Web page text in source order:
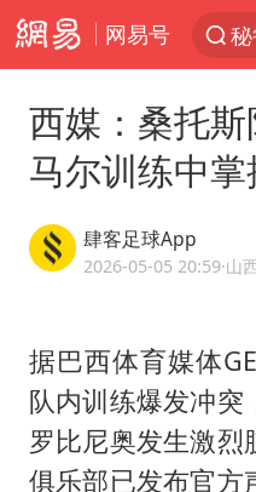
网易号
西媒：桑托
马尔训练中
肆客足球App
2026-05-05 20:59·山
据巴西体育媒体
队内训练爆发冲突
罗比尼奥发生激烈
俱乐部已发布官方